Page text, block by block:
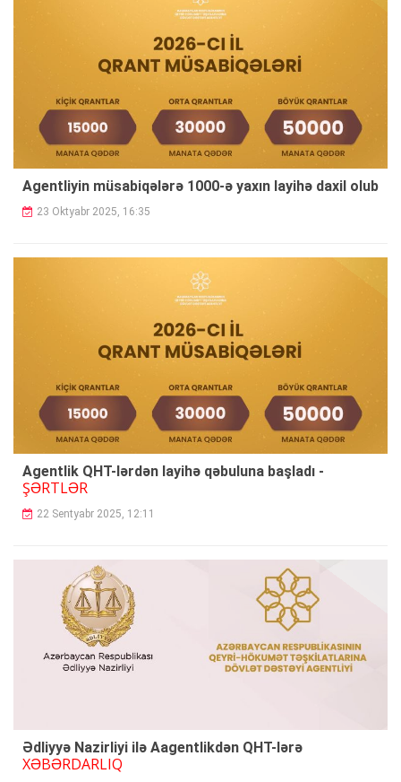
Agentliyin müsabiqələrə 1000-ə yaxın layihə daxil olub
23 Oktyabr 2025, 16:35
Agentlik QHT-lərdən layihə qəbuluna başladı -
ŞƏRTLƏR
22 Sentyabr 2025, 12:11
Ədliyyə Nazirliyi ilə Aagentlikdən QHT-lərə
XƏBƏRDARLIQ